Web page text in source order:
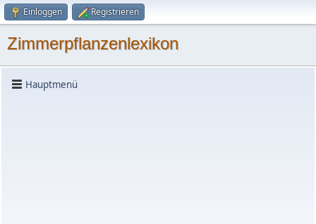
Einloggen Registrieren
Zimmerpflanzenlexikon
Hauptmenü